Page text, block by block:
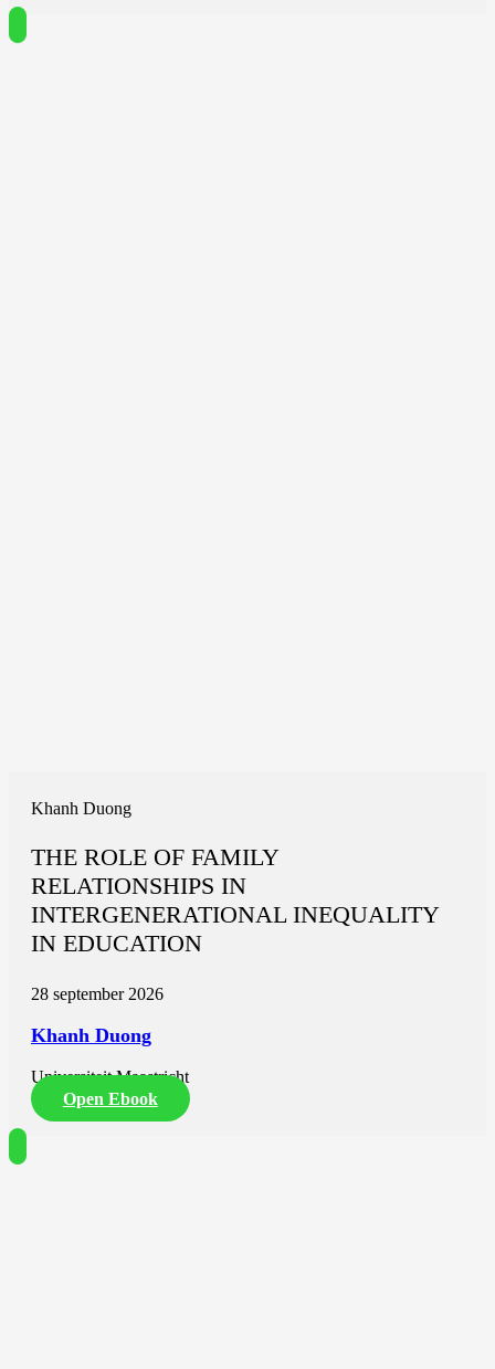
Khanh Duong
THE ROLE OF FAMILY
RELATIONSHIPS IN
INTERGENERATIONAL INEQUALITY
IN EDUCATION
28 september 2026
Khanh Duong
Universiteit Maastricht
Open Ebook